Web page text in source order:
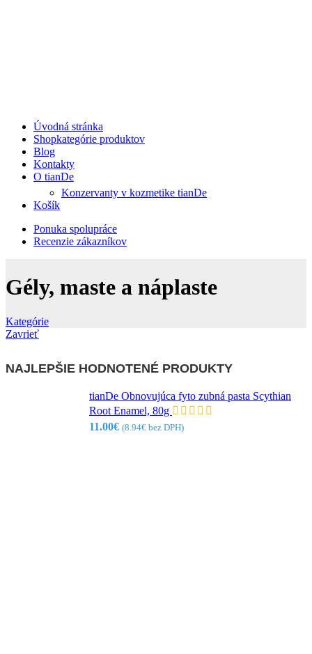
Úvodná stránka
Shopkategórie produktov
Blog
Kontakty
O tianDe
Konzervanty v kozmetike tianDe
Košík
Ponuka spolupráce
Recenzie zákazníkov
Gély, maste a náplaste
Kategórie
Zavrieť
NAJLEPŠIE HODNOTENÉ PRODUKTY
tianDe Obnovujúca fyto zubná pasta Scythian
Root Enamel, 80g
11.00€ (8.94€ bez DPH)